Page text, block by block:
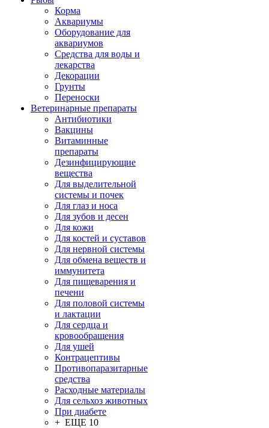
Корма
Аквариумы
Оборудование для
аквариумов
Средства для воды и
лекарства
Декорации
Грунты
Переноски
Ветеринарные препараты
Антибиотики
Вакцины
Витаминные
препараты
Дезинфицирующие
вещества
Для выделительной
системы и почек
Для глаз и носа
Для зубов и десен
Для кожи
Для костей и суставов
Для нервной системы
Для обмена веществ и
иммунитета
Для пищеварения и
печени
Для половой системы
и лактации
Для сердца и
кровообращения
Для ушей
Контрацептивы
Противопаразитарные
средства
Расходные материалы
Для сельхоз животных
При диабете
+ ЕЩЕ 10